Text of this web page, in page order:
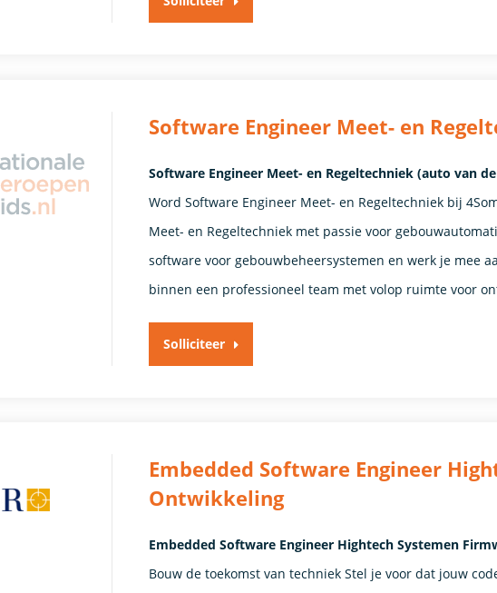
Software Engineer Meet- en
Software Engineer Meet- en Regeltechniek (auto van
Word Software Engineer Meet- en Regeltechniek bij
Meet- en Regeltechniek met passie voor
software voor gebouwbeheersystemen en werk je mee
binnen een professioneel team met volop ruimte voor
Solliciteer
Embedded Software Engineer
Ontwikkeling
Embedded Software Engineer Hightech Systemen
Bouw de toekomst van techniek Stel je voor dat jouw